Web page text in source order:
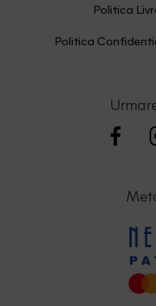
Politica
Politica